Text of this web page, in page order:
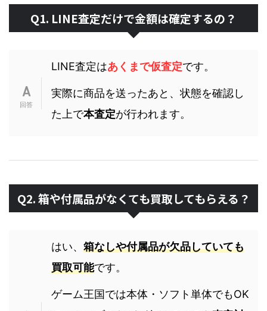
Q1. LINE査定だけで金額は確定するの？
LINE査定はあくまで仮査定です。
実際に商品を送ったあと、状態を確認し
た上で本査定が行われます。
Q2. 箱や付属品がなくても買取してもらえる？
はい、 箱なしや付属品が欠品していても
買取可能です。
ゲーム王国では本体・ソフト単体でもOK